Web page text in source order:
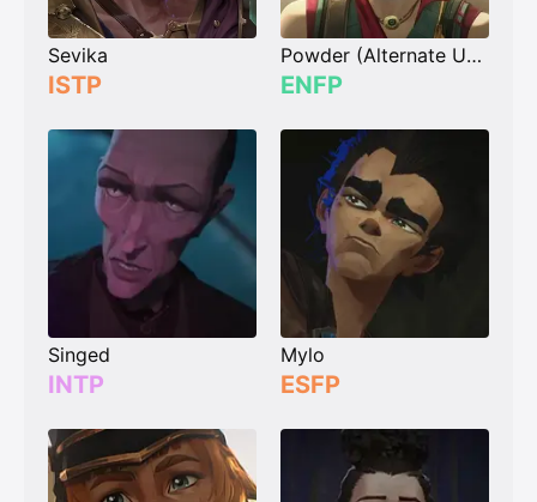
Sevika
ISTP
Powder (Alternate Universe Jinx)
ENFP
Singed
INTP
Mylo
ESFP